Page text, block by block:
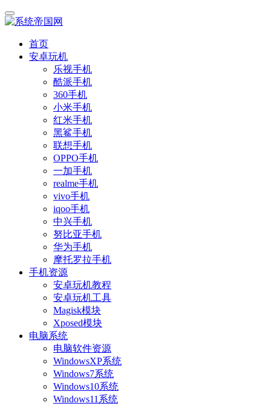
首页
安卓玩机
乐视手机
酷派手机
360手机
小米手机
红米手机
黑鲨手机
联想手机
OPPO手机
一加手机
realme手机
vivo手机
iqoo手机
中兴手机
努比亚手机
华为手机
摩托罗拉手机
手机资源
安卓玩机教程
安卓玩机工具
Magisk模块
Xposed模块
电脑系统
电脑软件资源
WindowsXP系统
Windows7系统
Windows10系统
Windows11系统